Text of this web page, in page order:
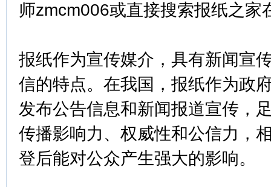
师zmcm006或直接搜索报纸之家
报纸作为宣传媒介，具有新闻宣
信的特点。在我国，报纸作为政
发布公告信息和新闻报道宣传，
传播影响力、权威性和公信力，
登后能对公众产生强大的影响。